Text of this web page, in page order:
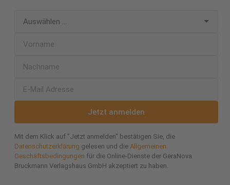
Jetzt anmelden
Mit dem Klick auf "Jetzt anmelden" bestätigen Sie, die
Datenschutzerklärung gelesen und die Allgemeinen
Geschäftsbedingungen für die Online-Dienste der GeraNova
Bruckmann Verlagshaus GmbH akzeptiert zu haben.